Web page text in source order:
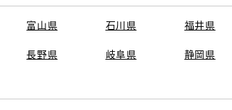
富山県 石川県 福井県
長野県 岐阜県 静岡県